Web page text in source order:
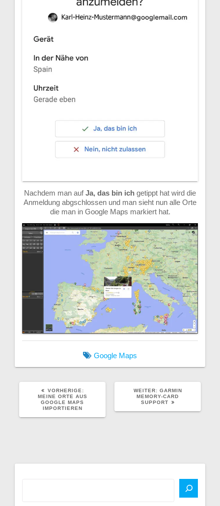
Nachdem man aufJa, das bin ich getippt hat wird die
Anmeldung abgschlossen und man sieht nun alle Orte
die man in Google Maps markiert hat.
Google Maps
VORHERIGE:VORHERIGER
BEITRAG:
MEINE ORTE AUS
GOOGLE MAPS
IMPORTIEREN
WEITER: NÄCHSTER
BEITRAG:
GARMIN
MEMORY-CARD
SUPPORT